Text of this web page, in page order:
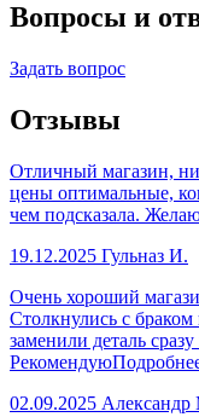
Вопросы и
Задать вопрос
Отзывы
Отличный магазин,
цены оптимальные,
чем подсказала.
19.12.2025 Гульназ И.
Очень хороший
Столкнулись с
заменили деталь
Рекомендую
02.09.2025